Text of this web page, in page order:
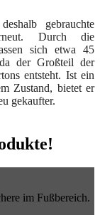
gebrauchte
Durch die
sich etwa 45
der Großteil der
entsteht. Ist ein
Zustand, bietet er
gekaufter.
im Fußbereich.